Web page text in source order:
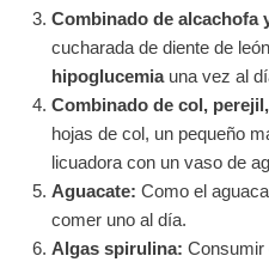
Combinado de alcachofa
cucharada de diente de
hipoglucemiauna vez al
Combinado de col,
hojas de col, un pequeño
licuadora con un vaso de
Aguacate: Como el
comer uno al día.
Algas spirulina: Consumir